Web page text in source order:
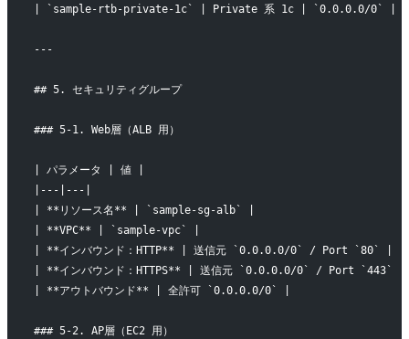
| `sample-rtb-private-1c` | Private 系 1c | `0.0.0.0/0` |
---
## 5. セキュリティグループ
### 5-1. Web層（ALB 用）
| パラメータ | 値 |
|---|---|
| **リソース名** | `sample-sg-alb` |
| **VPC** | `sample-vpc` |
| **インバウンド：HTTP** | 送信元 `0.0.0.0/0` / Port `80` |
| **インバウンド：HTTPS** | 送信元 `0.0.0.0/0` / Port `443` |
| **アウトバウンド** | 全許可 `0.0.0.0/0` |
### 5-2. AP層（EC2 用）